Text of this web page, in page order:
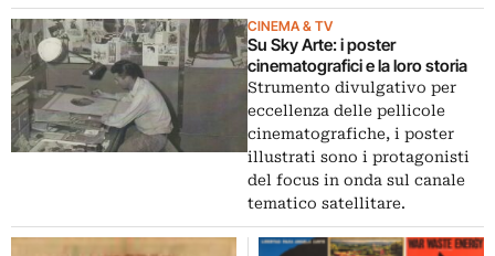
CINEMA & TV
Su Sky Arte: i poster
cinematografici e la loro storia
Strumento divulgativo per
eccellenza delle pellicole
cinematografiche, i poster
illustrati sono i protagonisti
del focus in onda sul canale
tematico satellitare.